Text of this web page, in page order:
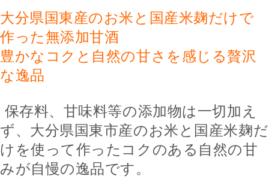
大分県国東産のお米と国産米麹だけで
作った無添加甘酒
豊かなコクと自然の甘さを感じる贅沢
な逸品
保存料、甘味料等の添加物は一切加え
ず、大分県国東市産のお米と国産米麹だ
けを使って作ったコクのある自然の甘
みが自慢の逸品です。